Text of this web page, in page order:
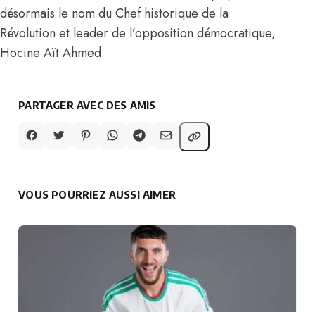
désormais le nom du Chef historique de la
Révolution et leader de l’opposition démocratique,
Hocine Aït Ahmed.
PARTAGER AVEC DES AMIS
VOUS POURRIEZ AUSSI AIMER